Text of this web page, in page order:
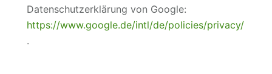
Datenschutzerklärung von Google:
https://www.google.de/intl/de/policies/privacy/
.